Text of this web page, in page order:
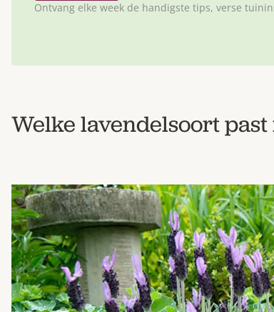
Ontvang elke week de handigste tips, verse
Welke lavendelsoort